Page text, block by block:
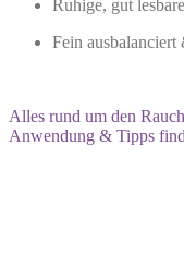
Ruhige, gut
Fein ausbalanciert
Alles rund um den
Anwendung & Tipps